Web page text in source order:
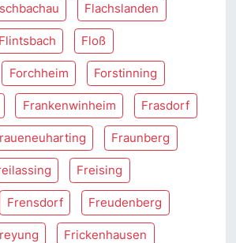
Flachslanden
Flintsbach Floß
Forchheim Forstinning
Frankenwinheim Frasdorf
Fraunberg
Freising
Frensdorf Freudenberg
Frickenhausen